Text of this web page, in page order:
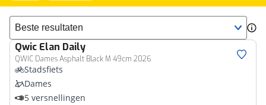
Sorteer resultaten
Qwic Elan Daily
QWIC Dames Asphalt Black M 49cm 2026
Stadsfiets
Dames
5 versnellingen